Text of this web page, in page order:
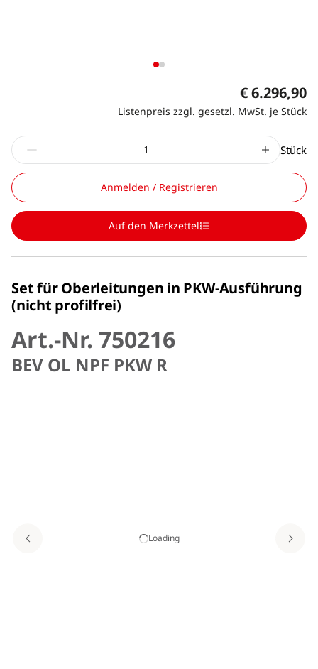
€ 6.296,90
Listenpreis zzgl. gesetzl. MwSt. je Stück
Stück
Anmelden / Registrieren
Auf den Merkzettel
Set für Oberleitungen in PKW-Ausführung
(nicht profilfrei)
Art.-Nr. 750216
BEV OL NPF PKW R
Loading